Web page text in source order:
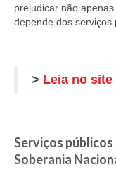
prejudicar não
depende dos serviços
> Leia no
Serviços
Soberania